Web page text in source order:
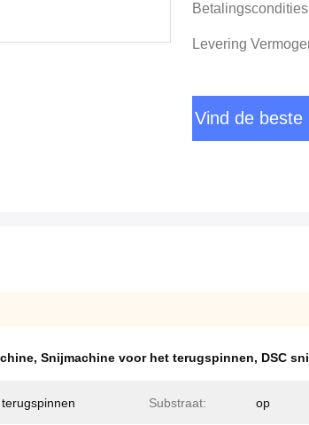
Levering
Vind de beste
, Snijmachine voor het terugspinnen, DSC
Substraat: op